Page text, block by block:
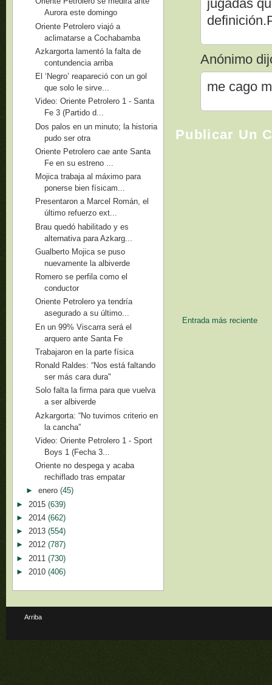
jugadas
Anónimo
me cago
Publicar Un
Entrada más reciente
Aurora este domingo
Oriente Petrolero viajó a
aclimatarse a Cochabamba
Azkargorta lamentó la falta de
contundencia arriba
El ‘Negro’ reapareció con un gol
que solo le sirve...
Video: Oriente Petrolero 1 - Santa
Fe 3 (Partido d...
Dos palos en un minuto; la historia
pudo ser otra
Oriente Petrolero cae ante Santa
Fe en su estreno ...
Mojica trabaja al máximo para
ponerse bien físicam...
Presentaron a Marcel Román, el
último refuerzo ext...
Brau quedó habilitado y es
alternativa para Azkarg...
Gualberto Mojica se puso
nuevamente la albiverde
Romero se perfila como el
conductor
Oriente Petrolero ya tendría
asegurado a su último...
En un 99% Viscarra será el
arquero ante Santa Fe
Trabajaron en la parte física
Ronald Raldes: “Nos está faltando
ser más cara dura"
Solo falta la firma para que vuelva
a ser albiverde
Azkargorta: “No tuvimos criterio en
la cancha”
Video: Oriente Petrolero 1 - Sport
Boys 1 (Fecha 3...
Oriente no despega y acaba
rechiflado tras empatar
► enero (45)
► 2015 (639)
► 2014 (662)
► 2013 (554)
► 2012 (787)
► 2011 (730)
► 2010 (406)
Arriba